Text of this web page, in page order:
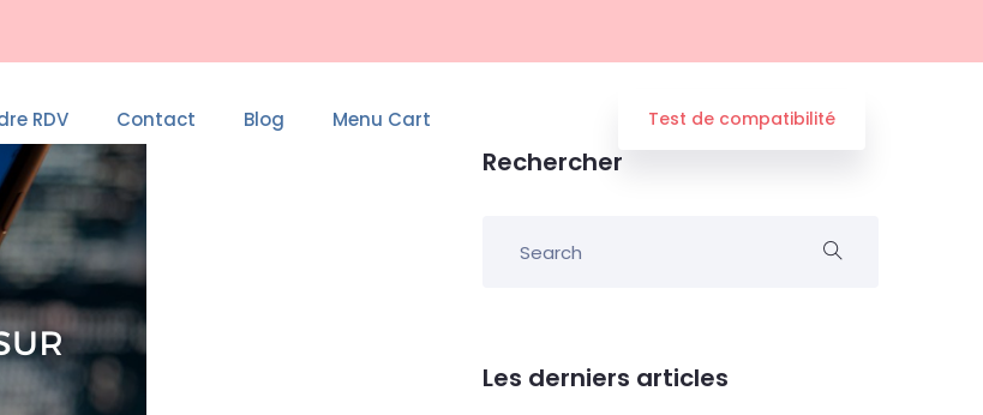
RDV Contact Blog Menu Cart Test de compatibilité
Rechercher
Les derniers articles